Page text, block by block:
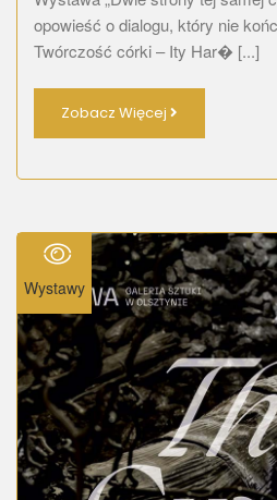
opowieść o dialogu, który nie
Twórczość córki – Ity Har� [...]
Zobacz Więcej
Wystawy